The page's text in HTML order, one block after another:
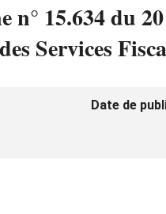
n° 15.634 du
Services
Date de